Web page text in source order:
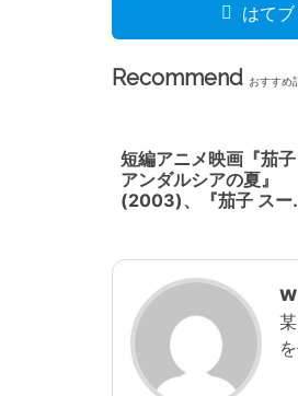
はてブ
Recommend おすすめ
短編アニメ映画『茄子
アンダルシアの夏』
(2003)、『茄子 スー
高坂希太郎監督が自
競技の世界をストイッ
に描く。